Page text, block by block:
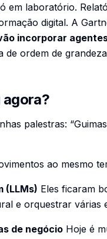
em laboratório.
digital. A
incorporar
de ordem de
agora?
palestras:
ao mesmo
(LLMs) Eles ficaram
e orquestrar várias
de negócio Hoje é